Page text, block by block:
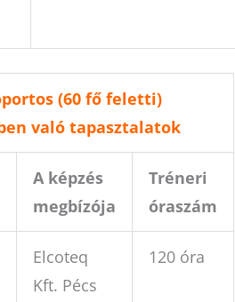
(60 fő feletti)
való tapasztalatok
A képzés
megbízója
Tréneri
óraszám
Elcoteq
Kft. Pécs
120 óra